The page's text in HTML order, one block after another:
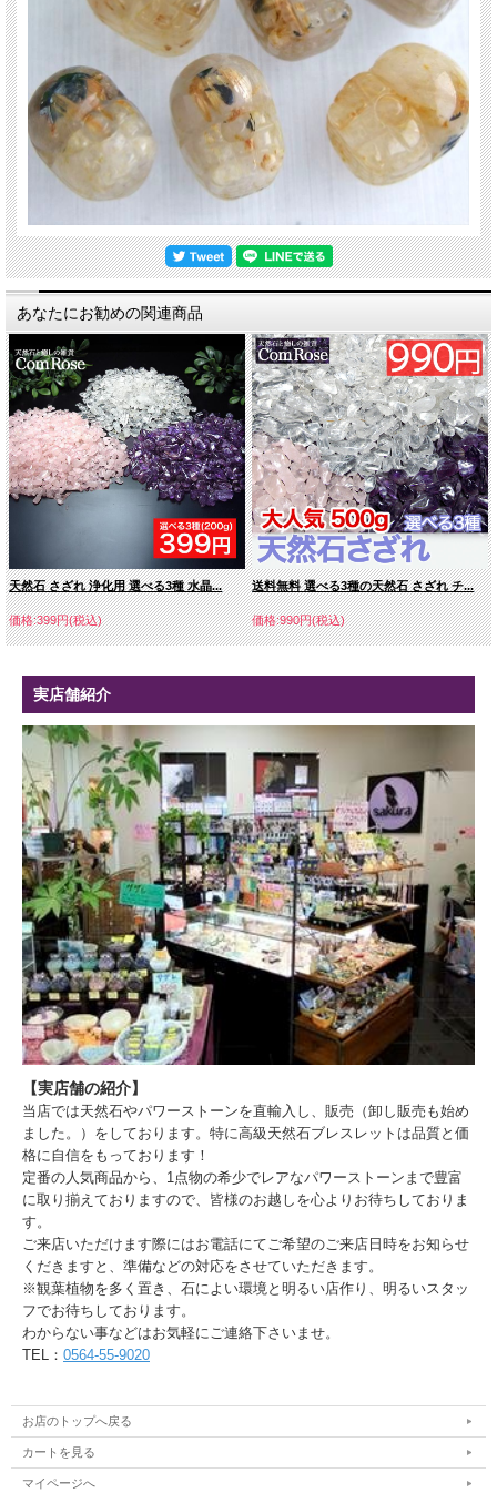
※出来る限り自然な色みになるよう撮影を心がけておりますが、お使いのディス
プレイ環境によって表示される色みに差が出る場合があります。 ご了承くださ
関連キーワード
天然石 パワーストーン 海外直輸入 バイヤー厳選 プレゼント ギフト メンズ レデ
ィース 卸し 卸価格 実店舗 ハンドメイド サイズ直し コムローズ comrose
あなたにお勧めの関連商品
天然石 さざれ 浄化用 選べる3種 水晶...
価格:399円(税込)
送料無料 選べる3種の天然石 さざれ チ...
価格:990円(税込)
実店舗紹介
【実店舗の紹介】
当店では天然石やパワーストーンを直輸入し、販売（卸し販売も始め
ました。）をしております。特に高級天然石ブレスレットは品質と価
格に自信をもっております！
定番の人気商品から、1点物の希少でレアなパワーストーンまで豊富
に取り揃えておりますので、皆様のお越しを心よりお待ちしておりま
す。
ご来店いただけます際にはお電話にてご希望のご来店日時をお知らせ
くだきますと、準備などの対応をさせていただきます。
※観葉植物を多く置き、石によい環境と明るい店作り、明るいスタッ
フでお待ちしております。
わからない事などはお気軽にご連絡下さいませ。
TEL： 0564-55-9020
お店のトップへ戻る
カートを見る
マイページへ